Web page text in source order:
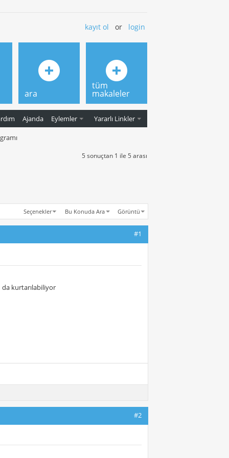
kayıt ol or login
Ajanda Eylemler Yararlı Linkler
ara
tüm
makaleler
5 sonuçtan 1 ile 5 arası
Seçenekler Bu Konuda Ara Görüntü
#1
da kurtarılabiliyor
#2